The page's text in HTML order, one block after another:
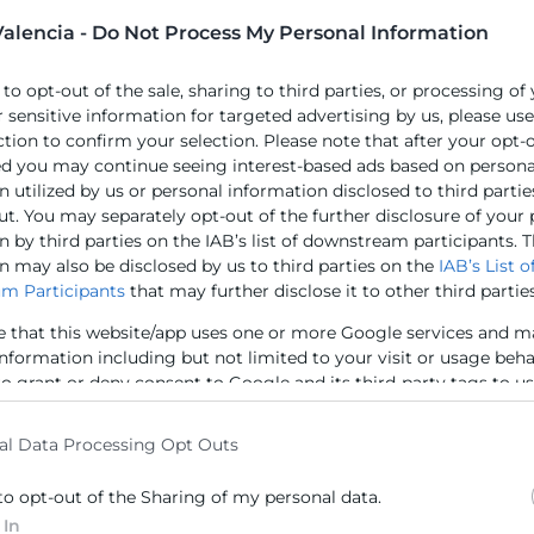
- Do Not Process My Personal Information
to opt-out of the sale, sharing to third parties, or processing of
sensitive information for targeted advertising by us, please
to confirm your selection. Please note that after your opt-
you may continue seeing interest-based ads based on
utilized by us or personal information disclosed to third
You may separately opt-out of the further disclosure of your
by third parties on the IAB’s list of downstream participants.
may also be disclosed by us to third parties on the IAB’s List
Participants that may further disclose it to other third
that this website/app uses one or more Google services and
including but not limited to your visit or usage
grant or deny consent to Google and its third-party tags to
specified purposes in below Google consent section.
Data Processing Opt Outs
opt-out of the Sharing of my personal data.
Europea facilitan el acceso a un mercado
es fundamental para operar con éxito, así como
de productos.
valencianas fortalecer su presencia en un
interesadas en la exportación de sus productos,
las oportunidades que ofrece Italia para sus
Europeo y del Consejo, de 27 de abril de
tratamiento de datos personales y a la libre